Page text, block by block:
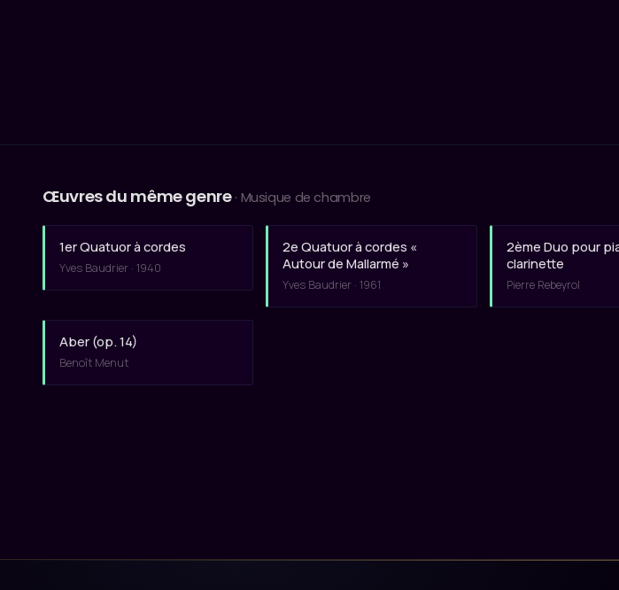
Œuvres du même genre · Musique de chambre
1er Quatuor à cordes
Yves Baudrier · 1940
2e Quatuor à cordes «
Autour de Mallarmé »
Yves Baudrier · 1961
2ème Duo pour
clarinette
Pierre Rebeyrol
Aber (op. 14)
Benoît Menut